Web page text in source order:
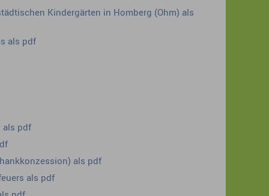
Kindergärten in Homberg (Ohm) als
als pdf
als pdf
als pdf
als pdf